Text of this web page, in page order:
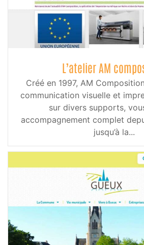
L’atelier AM
Créé en 1997, AM
communication visuelle et
sur divers supports,
accompagnement complet
jusqu’à la...